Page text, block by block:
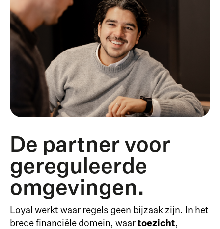
De partner voor
gereguleerde
omgevingen.
Loyal werkt waar regels geen bijzaak zijn. In het
brede financiële domein, waartoezicht,